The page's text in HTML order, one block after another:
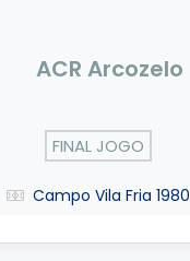
ACR Arcozelo
FINAL JOGO
Campo Vila Fria 1980